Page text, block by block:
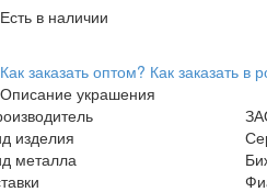
Есть в наличии
Как заказать оптом? Как заказать в
Описание украшения
изделия
металла